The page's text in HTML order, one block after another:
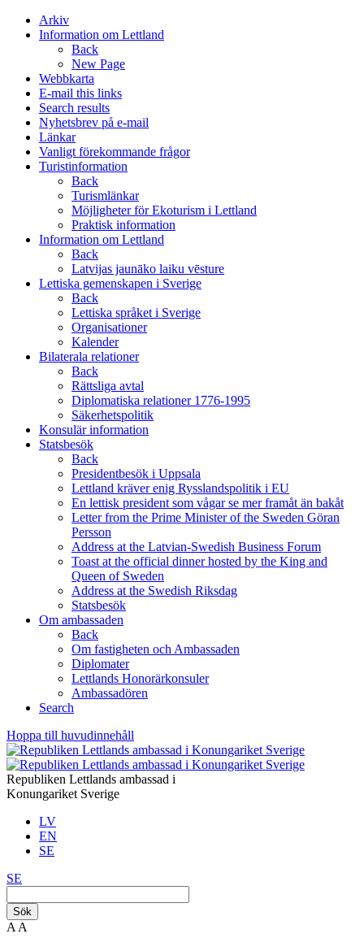
Arkiv
Information om Lettland
Back
New Page
Webbkarta
E-mail this links
Search results
Nyhetsbrev på e-mail
Länkar
Vanligt förekommande frågor
Turistinformation
Back
Turismlänkar
Möjligheter för Ekoturism i Lettland
Praktisk information
Information om Lettland
Back
Latvijas jaunāko laiku vēsture
Lettiska gemenskapen i Sverige
Back
Lettiska språket i Sverige
Organisationer
Kalender
Bilaterala relationer
Back
Rättsliga avtal
Diplomatiska relationer 1776-1995
Säkerhetspolitik
Konsulär information
Statsbesök
Back
Presidentbesök i Uppsala
Lettland kräver enig Rysslandspolitik i EU
En lettisk president som vågar se mer framåt än bakåt
Letter from the Prime Minister of the Sweden Göran
Persson
Address at the Latvian-Swedish Business Forum
Toast at the official dinner hosted by the King and
Queen of Sweden
Address at the Swedish Riksdag
Statsbesök
Om ambassaden
Back
Om fastigheten och Ambassaden
Diplomater
Lettlands Honorärkonsuler
Ambassadören
Search
Hoppa till huvudinnehåll
Republiken Lettlands ambassad i
Konungariket Sverige
LV
EN
SE
SE
Sök
A A